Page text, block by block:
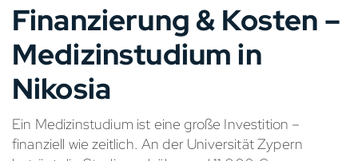
Finanzierung & Kosten –
Medizinstudium in
Nikosia
Ein Medizinstudium ist eine große Investition –
finanziell wie zeitlich. An der Universität Zypern